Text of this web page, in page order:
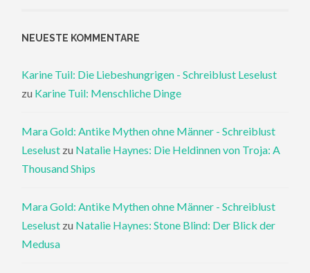
NEUESTE KOMMENTARE
Karine Tuil: Die Liebeshungrigen - Schreiblust Leselust
zu Karine Tuil: Menschliche Dinge
Mara Gold: Antike Mythen ohne Männer - Schreiblust
Leselust zu Natalie Haynes: Die Heldinnen von Troja: A
Thousand Ships
Mara Gold: Antike Mythen ohne Männer - Schreiblust
Leselust zu Natalie Haynes: Stone Blind: Der Blick der
Medusa